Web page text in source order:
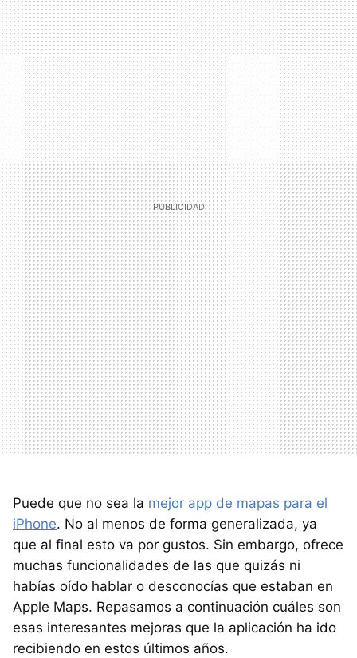
Puede que no sea la mejor app de mapas para el
iPhone. No al menos de forma generalizada, ya
que al final esto va por gustos. Sin embargo, ofrece
muchas funcionalidades de las que quizás ni
habías oído hablar o desconocías que estaban en
Apple Maps. Repasamos a continuación cuáles son
esas interesantes mejoras que la aplicación ha ido
recibiendo en estos últimos años.